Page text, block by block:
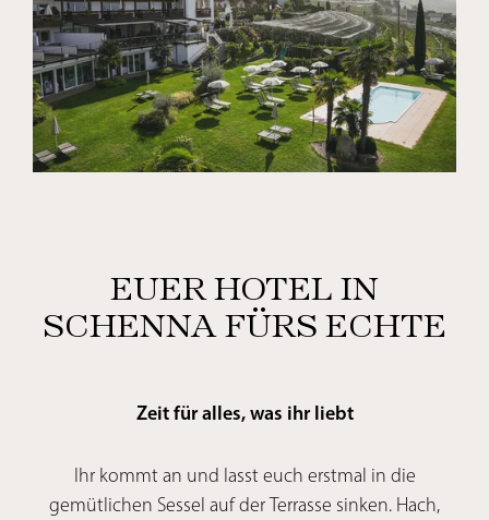
EUER HOTEL IN
SCHENNA FÜRS ECHTE
Zeit für alles, was ihr liebt
Ihr kommt an und lasst euch erstmal in die
gemütlichen Sessel auf derTerrasse sinken. Hach,